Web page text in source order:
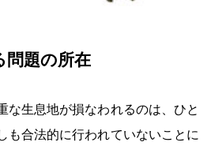
問題の所在
な生息地が損なわれるのは、ひと
も合法的に行われていないことに